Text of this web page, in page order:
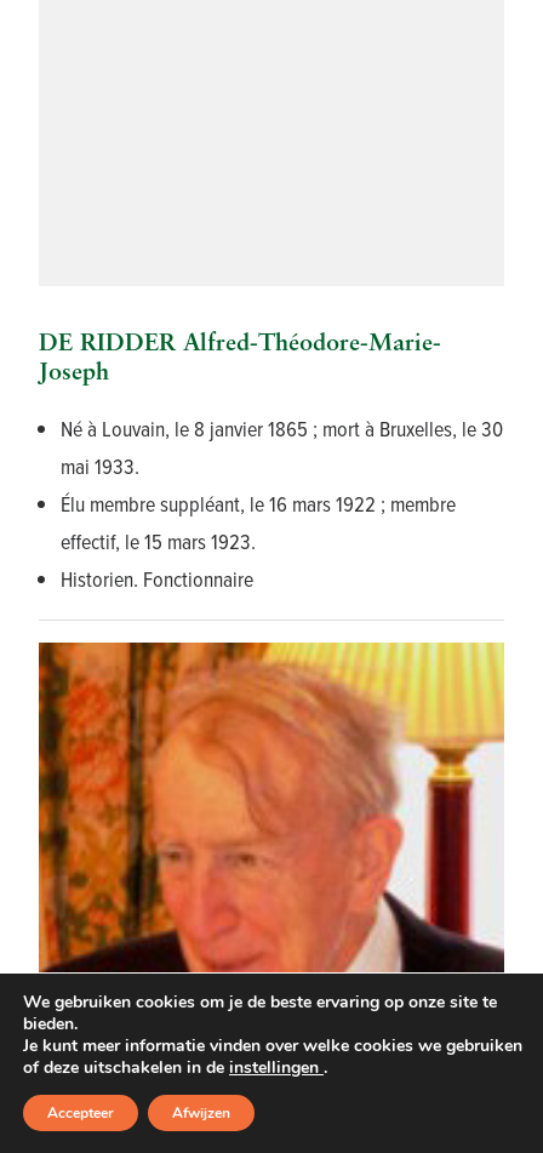
DE RIDDER Alfred-Théodore-Marie-
Joseph
Né à Louvain, le 8 janvier 1865 ; mort à Bruxelles, le 30
mai 1933.
Élu membre suppléant, le 16 mars 1922 ; membre
effectif, le 15 mars 1923.
Historien. Fonctionnaire
We gebruiken cookies om je de beste ervaring op onze site te
bieden.
Je kunt meer informatie vinden over welke cookies we gebruiken
of deze uitschakelen in de instellingen .
Accepteer Afwijzen